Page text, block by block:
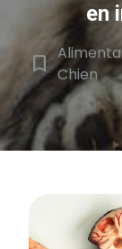
en
bookmark_border Chien